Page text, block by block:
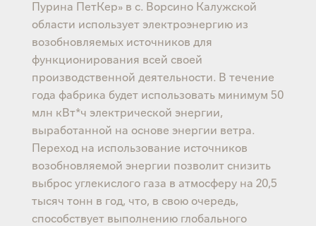
Пурина ПетКер» в с. Ворсино Калужской
области использует электроэнергию из
возобновляемых источников для
функционирования всей своей
производственной деятельности. В течение
года фабрика будет использовать минимум 50
млн кВт*ч электрической энергии,
выработанной на основе энергии ветра.
Переход на использование источников
возобновляемой энергии позволит снизить
выброс углекислого газа в атмосферу на 20,5
тысяч тонн в год, что, в свою очередь,
способствует выполнению глобального